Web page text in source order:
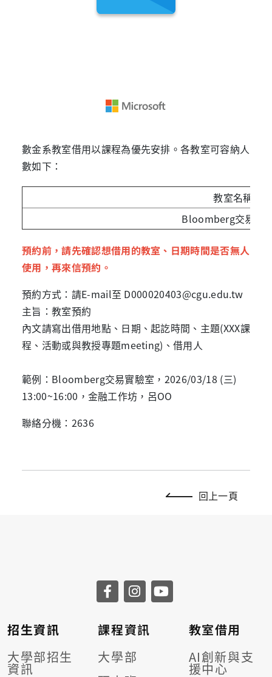
數金系教室借用以課程為優先安排。各教室可容納人
數如下：
教室名稱
Bloomberg交易實
預約前，請先確認想借用的教室、日期時間是否無人
使用，再來信預約。
預約方式：請E-mail至 D000020403@cgu.edu.tw
主旨：教室預約
內文請寫出借用地點、日期、起訖時間、主題(XXX課
程、活動或與教授專題meeting)、借用人
範例：Bloomberg交易實驗室，2026/03/18 (三)
13:00~16:00，金融工作坊，呂OO
聯絡分機：2636
回上一頁
招生資訊
大學部招生
資訊
課程資訊
大學部
教室借用
AI創新與支
援中心